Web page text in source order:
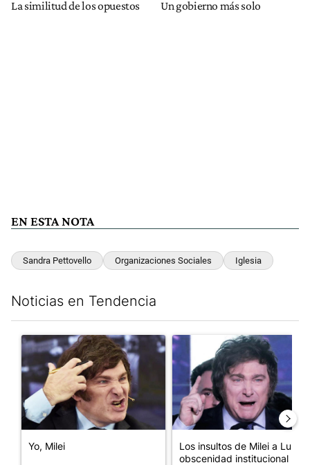
La similitud de los opuestos Un gobierno más solo
EN ESTA NOTA
Sandra Pettovello Organizaciones Sociales Iglesia
Noticias en Tendencia
Un artículo de tendencia con el título "Yo, Milei" con 3
Yo, Milei
Un artículo de tendencia con
Los insultos de Milei a Lula:
obscenidad institucional